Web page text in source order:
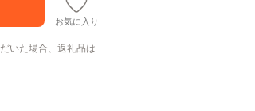
お気に入り
いた場合、返礼品は